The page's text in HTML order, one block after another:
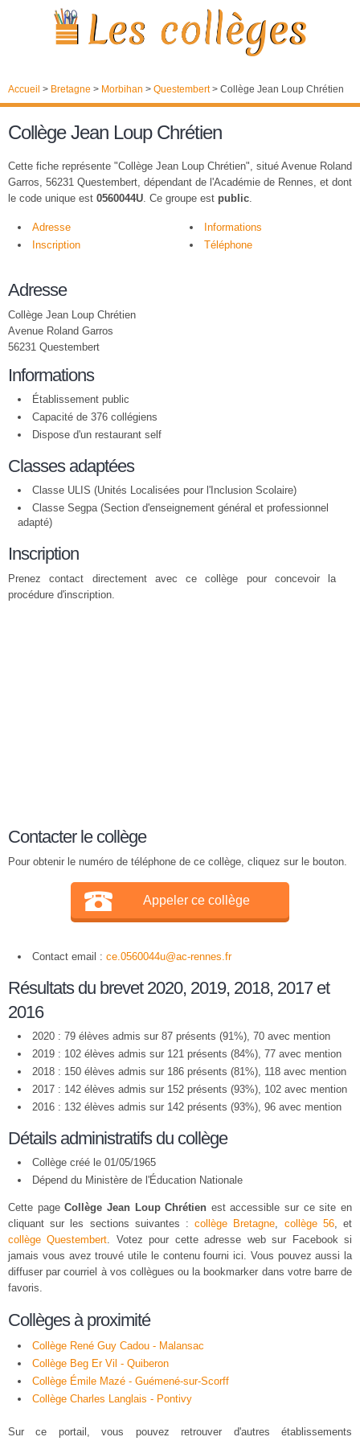
Accueil > Bretagne > Morbihan > Questembert> Collège Jean Loup Chrétien
Collège Jean Loup Chrétien
Cette fiche représente "Collège Jean Loup Chrétien", situé Avenue Roland
Garros, 56231 Questembert, dépendant de l'Académie de Rennes, et dont
le code unique est 0560044U. Ce groupe est public.
Adresse
Informations
Inscription
Téléphone
Adresse
Collège Jean Loup Chrétien
Avenue Roland Garros
56231 Questembert
Informations
Établissement public
Capacité de 376 collégiens
Dispose d'un restaurant self
Classes adaptées
Classe ULIS (Unités Localisées pour l'Inclusion Scolaire)
Classe Segpa (Section d'enseignement général et professionnel
adapté)
Inscription
Prenez contact directement avec ce collège pour concevoir la
procédure d'inscription.
Contacter le collège
Pour obtenir le numéro de téléphone de ce collège, cliquez sur le bouton.
Appeler ce collège
Contact email : ce.0560044u@ac-rennes.fr
Résultats du brevet 2020, 2019, 2018, 2017 et
2016
2020 : 79 élèves admis sur 87 présents (91%), 70 avec mention
2019 : 102 élèves admis sur 121 présents (84%), 77 avec mention
2018 : 150 élèves admis sur 186 présents (81%), 118 avec mention
2017 : 142 élèves admis sur 152 présents (93%), 102 avec mention
2016 : 132 élèves admis sur 142 présents (93%), 96 avec mention
Détails administratifs du collège
Collège créé le 01/05/1965
Dépend du Ministère de l'Éducation Nationale
Cette pageCollège Jean Loup Chrétien est accessible sur ce site en
cliquant sur les sections suivantes :collège Bretagne, collège 56, et
collège Questembert. Votez pour cette adresse web sur Facebook si
jamais vous avez trouvé utile le contenu fourni ici. Vous pouvez aussi la
diffuser par courriel à vos collègues ou la bookmarker dans votre barre de
favoris.
Collèges à proximité
Collège René Guy Cadou - Malansac
Collège Beg Er Vil - Quiberon
Collège Émile Mazé - Guémené-sur-Scorff
Collège Charles Langlais - Pontivy
Sur ce portail, vous pouvez retrouver d'autres établissements